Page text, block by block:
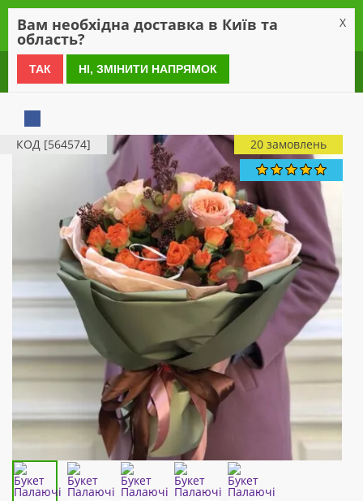
0 800 21 54 55
КОД [564574] 20 замовлень
Вам необхідна доставка в Київ та
область?
X
ТАК НІ, ЗМІНИТИ НАПРЯМОК